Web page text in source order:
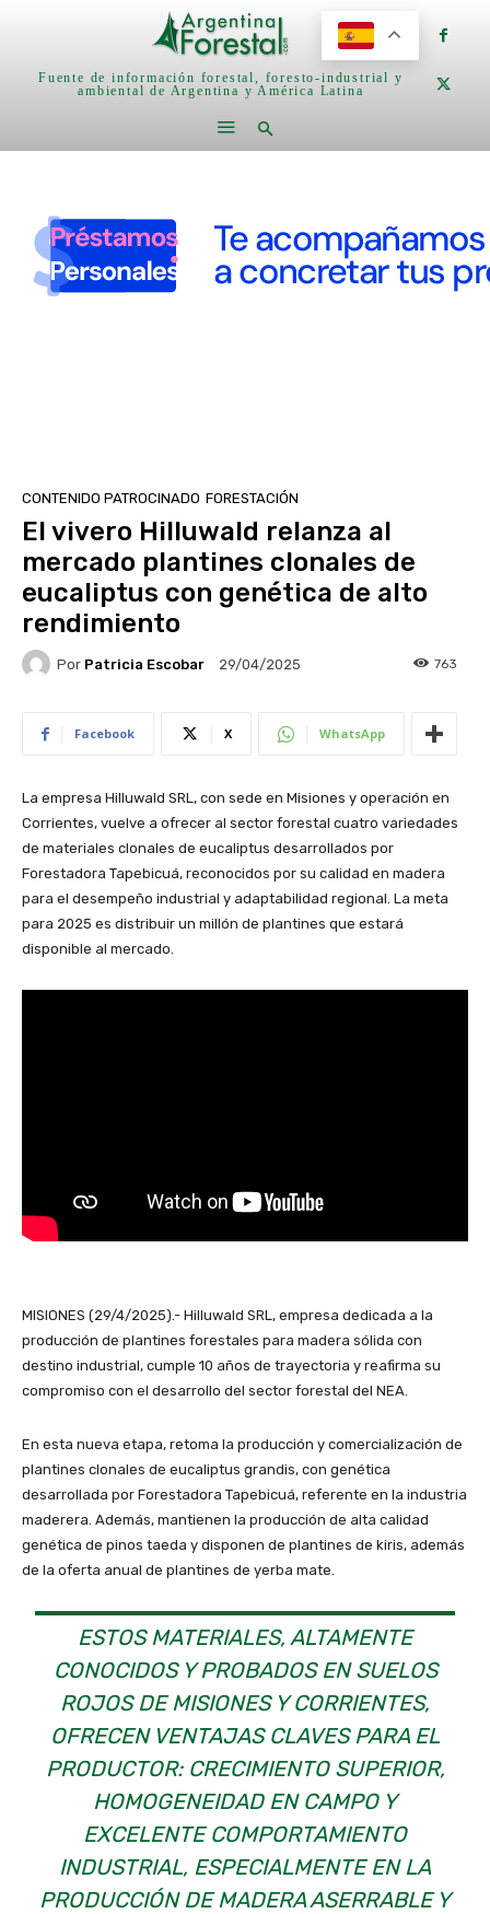
Fuente de información forestal, foresto-industrial y
ambiental de Argentina y América Latina
CONTENIDO PATROCINADO FORESTACIÓN
El vivero Hilluwald relanza al
mercado plantines clonales de
eucaliptus con genética de alto
rendimiento
Por Patricia Escobar 29/04/2025 763
Facebook X WhatsApp
La empresa Hilluwald SRL, con sede en Misiones y operación en
Corrientes, vuelve a ofrecer al sector forestal cuatro variedades
de materiales clonales de eucaliptus desarrollados por
Forestadora Tapebicuá, reconocidos por su calidad en madera
para el desempeño industrial y adaptabilidad regional. La meta
para 2025 es distribuir un millón de plantines que estará
disponible al mercado.
MISIONES (29/4/2025).- Hilluwald SRL, empresa dedicada a la
producción de plantines forestales para madera sólida con
destino industrial, cumple 10 años de trayectoria y reafirma su
compromiso con el desarrollo del sector forestal del NEA.
En esta nueva etapa, retoma la producción y comercialización de
plantines clonales de eucaliptus grandis, con genética
desarrollada por Forestadora Tapebicuá, referente en la industria
maderera. Además, mantienen la producción de alta calidad
genética de pinos taeda y disponen de plantines de kiris, además
de la oferta anual de plantines de yerba mate.
ESTOS MATERIALES, ALTAMENTE
CONOCIDOS Y PROBADOS EN SUELOS
ROJOS DE MISIONES Y CORRIENTES,
OFRECEN VENTAJAS CLAVES PARA EL
PRODUCTOR: CRECIMIENTO SUPERIOR,
HOMOGENEIDAD EN CAMPO Y
EXCELENTE COMPORTAMIENTO
INDUSTRIAL, ESPECIALMENTE EN LA
PRODUCCIÓN DE MADERA ASERRABLE Y